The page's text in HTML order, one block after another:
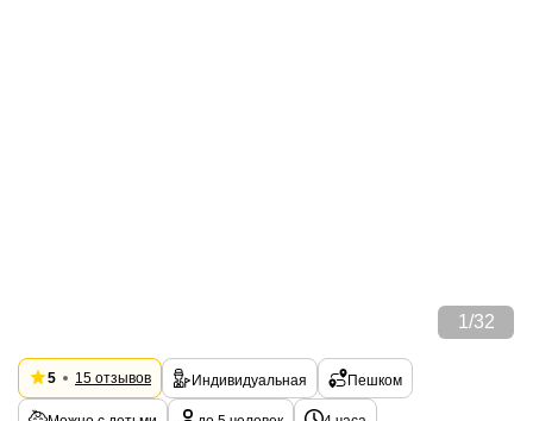
1 /32
5 15 отзывов Индивидуальная Пешком